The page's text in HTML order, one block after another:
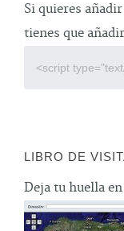
Si quieres
tienes que
LIBRO DE
Deja tu huella